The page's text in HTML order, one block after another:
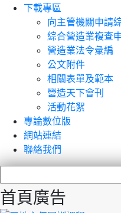
下載專區
向主管機關申請
綜合營造業複查
營造業法令彙編
公文附件
相關表單及範本
營造天下會刊
活動花絮
專論數位版
網站連結
聯絡我們
首頁廣告